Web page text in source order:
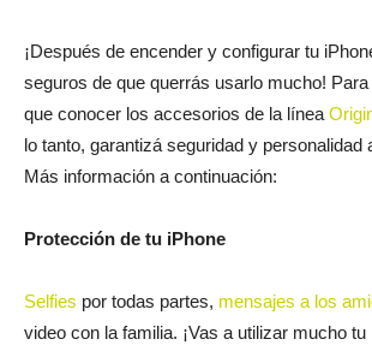
¡Después de encender y configurar tu
seguros de que querrás usarlo mucho!
que conocer los accesorios de la línea
lo tanto, garantizá seguridad y personalidad
Más información a continuación:
Protección de tu iPhone
Selfies por todas partes, mensajes a los
video con la familia. ¡Vas a utilizar mucho tu